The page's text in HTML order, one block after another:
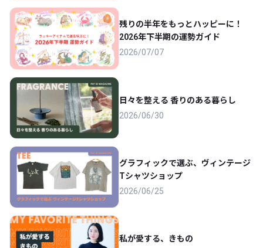
残りの半年をもっとハッピーに！
2026年下半期の運勢ガイド
2026/07/07
日々を整える 香りのある暮らし
2026/06/30
グラフィックで選ぶ、ヴィンテージ
Tシャツショップ
2026/06/25
私が愛する、きもの